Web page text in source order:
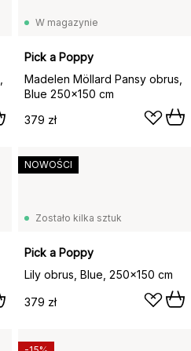
W magazynie
Pick a Poppy
Madelen Möllard Pansy obrus,
Blue 250x150 cm
379 zł
Zostało kilka sztuk
Pick a Poppy
Lily obrus, Blue, 250x150 cm
379 zł
NOWOŚCI